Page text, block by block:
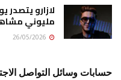
لازارو يتصدر
مليوني
حسابات وسائل التواصل